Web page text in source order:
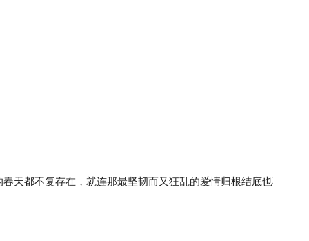
都不复存在，就连那最坚韧而又狂乱的爱情归根结底也不过是